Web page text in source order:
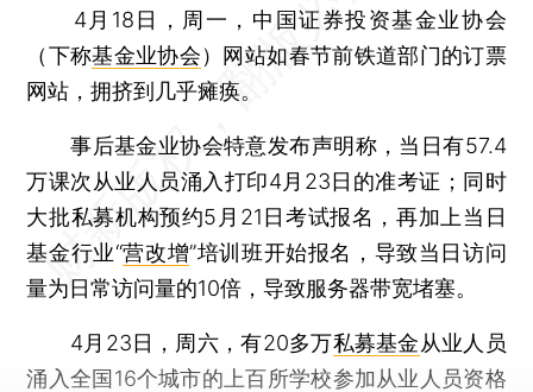
4月18日，周一，中国证券投资基金业协会
（下称基金业协会）网站如春节前铁道部门的订票
网站，拥挤到几乎瘫痪。
事后基金业协会特意发布声明称，当日有57.4
万课次从业人员涌入打印4月23日的准考证；同时
大批私募机构预约5月21日考试报名，再加上当日
基金行业“营改增”培训班开始报名，导致当日访问
量为日常访问量的10倍，导致服务器带宽堵塞。
4月23日，周六，有20多万私募基金从业人员
涌入全国16个城市的上百所学校参加从业人员资格